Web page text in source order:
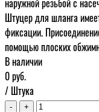
Штуцер для шланга
фиксации.
помощью плоских
В наличии
0руб.
/ Штука
- +